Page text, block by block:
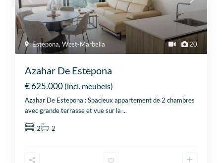
20
Estepona,West-Marbella
Azahar De Estepona
€ 625.000 (incl. meubels)
Azahar De Estepona : Spacieux appartement de 2 chambres
avec grande terrasse et vue sur la...
2 2